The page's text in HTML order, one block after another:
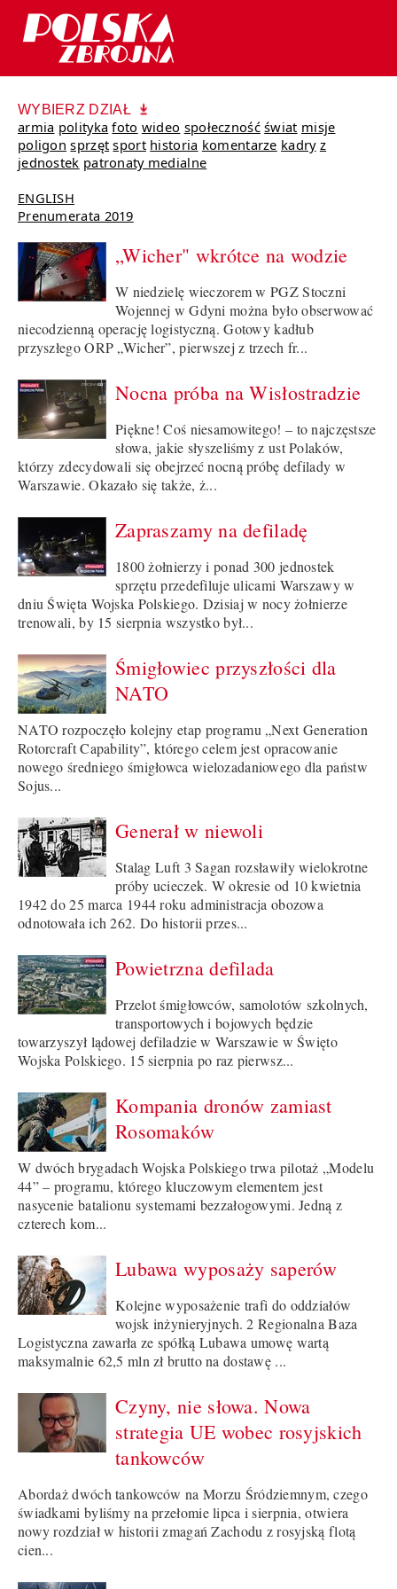
WYBIERZ DZIAŁ
armia polityka foto wideo społeczność świat misje
poligon sprzęt sport historia komentarze kadry z
jednostek patronaty medialne
ENGLISH
Prenumerata 2019
„Wicher" wkrótce na wodzie
W niedzielę wieczorem w PGZ Stoczni
Wojennej w Gdyni można było obserwować
niecodzienną operację logistyczną. Gotowy kadłub
przyszłego ORP „Wicher”, pierwszej z trzech fr...
Nocna próba na Wisłostradzie
Piękne! Coś niesamowitego! – to najczęstsze
słowa, jakie słyszeliśmy z ust Polaków,
którzy zdecydowali się obejrzeć nocną próbę defilady w
Warszawie. Okazało się także, ż...
Zapraszamy na defiladę
1800 żołnierzy i ponad 300 jednostek
sprzętu przedefiluje ulicami Warszawy w
dniu Święta Wojska Polskiego. Dzisiaj w nocy żołnierze
trenowali, by 15 sierpnia wszystko był...
Śmigłowiec przyszłości dla
NATO
NATO rozpoczęło kolejny etap programu „Next Generation
Rotorcraft Capability”, którego celem jest opracowanie
nowego średniego śmigłowca wielozadaniowego dla państw
Sojus...
Generał w niewoli
Stalag Luft 3 Sagan rozsławiły wielokrotne
próby ucieczek. W okresie od 10 kwietnia
1942 do 25 marca 1944 roku administracja obozowa
odnotowała ich 262. Do historii przes...
Powietrzna defilada
Przelot śmigłowców, samolotów szkolnych,
transportowych i bojowych będzie
towarzyszył lądowej defiladzie w Warszawie w Święto
Wojska Polskiego. 15 sierpnia po raz pierwsz...
Kompania dronów zamiast
Rosomaków
W dwóch brygadach Wojska Polskiego trwa pilotaż „Modelu
44” – programu, którego kluczowym elementem jest
nasycenie batalionu systemami bezzałogowymi. Jedną z
czterech kom...
Lubawa wyposaży saperów
Kolejne wyposażenie trafi do oddziałów
wojsk inżynieryjnych. 2 Regionalna Baza
Logistyczna zawarła ze spółką Lubawa umowę wartą
maksymalnie 62,5 mln zł brutto na dostawę ...
Czyny, nie słowa. Nowa
strategia UE wobec rosyjskich
tankowców
Abordaż dwóch tankowców na Morzu Śródziemnym, czego
świadkami byliśmy na przełomie lipca i sierpnia, otwiera
nowy rozdział w historii zmagań Zachodu z rosyjską flotą
cien...